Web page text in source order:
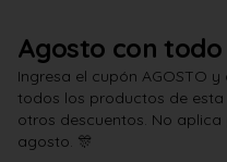
Agosto con
Ingresa el cupón AGOSTO
todos los productos de
otros descuentos. No aplica
agosto. 🎊